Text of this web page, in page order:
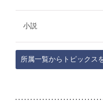
小説
所属一覧からトピックス